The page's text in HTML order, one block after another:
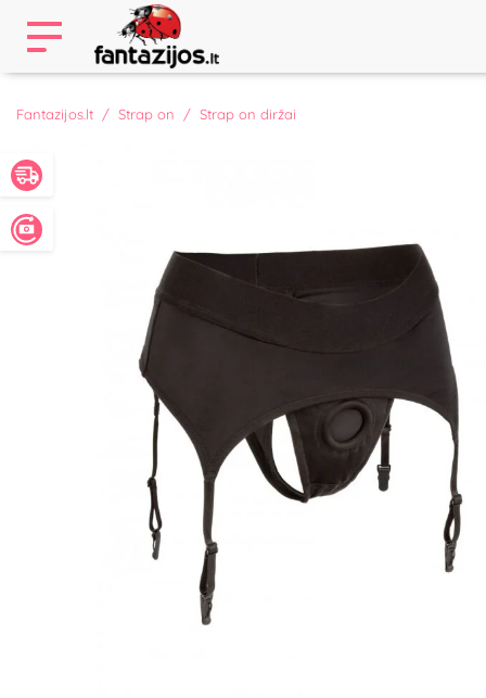
Fantazijos.lt Strap on Strap on diržai